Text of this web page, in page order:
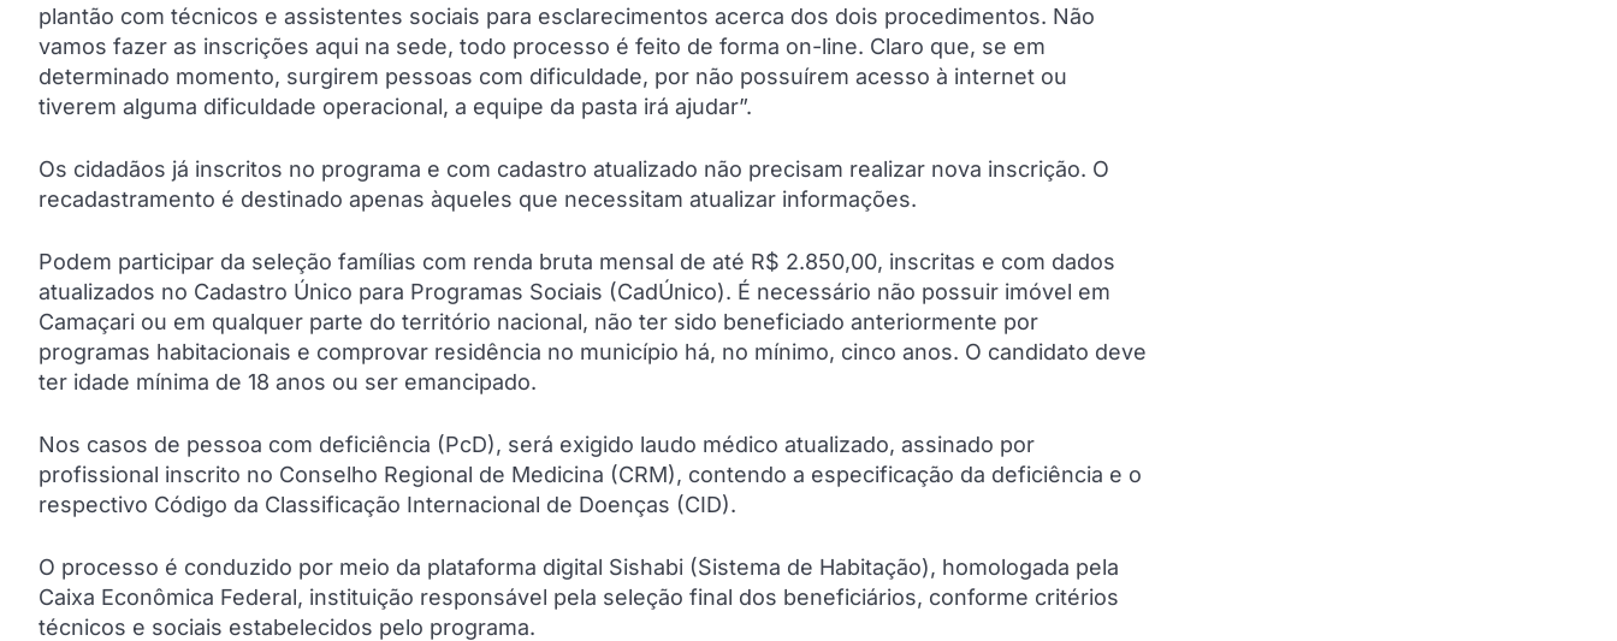
plantão com técnicos e assistentes sociais para esclarecimentos acerca dos dois procedimentos. Não
vamos fazer as inscrições aqui na sede, todo processo é feito de forma on-line. Claro que, se em
determinado momento, surgirem pessoas com dificuldade, por não possuírem acesso à internet ou
tiverem alguma dificuldade operacional, a equipe da pasta irá ajudar”.
Os cidadãos já inscritos no programa e com cadastro atualizado não precisam realizar nova inscrição. O
recadastramento é destinado apenas àqueles que necessitam atualizar informações.
Podem participar da seleção famílias com renda bruta mensal de até R$ 2.850,00, inscritas e com dados
atualizados no Cadastro Único para Programas Sociais (CadÚnico). É necessário não possuir imóvel em
Camaçari ou em qualquer parte do território nacional, não ter sido beneficiado anteriormente por
programas habitacionais e comprovar residência no município há, no mínimo, cinco anos. O candidato deve
ter idade mínima de 18 anos ou ser emancipado.
Nos casos de pessoa com deficiência (PcD), será exigido laudo médico atualizado, assinado por
profissional inscrito no Conselho Regional de Medicina (CRM), contendo a especificação da deficiência e o
respectivo Código da Classificação Internacional de Doenças (CID).
O processo é conduzido por meio da plataforma digital Sishabi (Sistema de Habitação), homologada pela
Caixa Econômica Federal, instituição responsável pela seleção final dos beneficiários, conforme critérios
técnicos e sociais estabelecidos pelo programa.